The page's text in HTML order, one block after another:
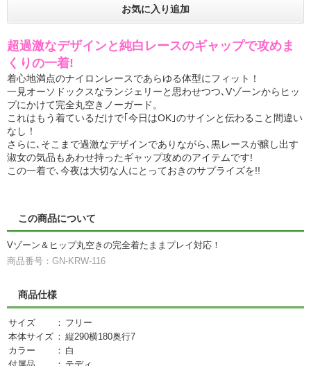
お気に入り追加
超過激なデザインと純白レースのギャップで攻めま
くりの一着!
着心地満点のナイロンレースであらゆる体型にフィット！
一見オーソドックスなランジェリーと思わせつつ､Vゾーンからヒッ
プにかけて完全丸空きノーガード。
これはもう着ているだけで｢今日はOK｣のサインと伝わること間違い
なし！
さらに､そこまで過激なデザインでありながら､黒レースが醸し出す
淑女の気品もあわせ持ったギャップ攻めのアイテムです!
この一着で､今夜は大切な人にとっておきのサプライズを!!
この商品について
Vゾーン＆ヒップ丸空きの完全着たままプレイ対応！
商品番号：GN-KRW-116
商品仕様
サイズ ： フリー
本体サイズ ： 縦290横180奥行7
カラー
： 白